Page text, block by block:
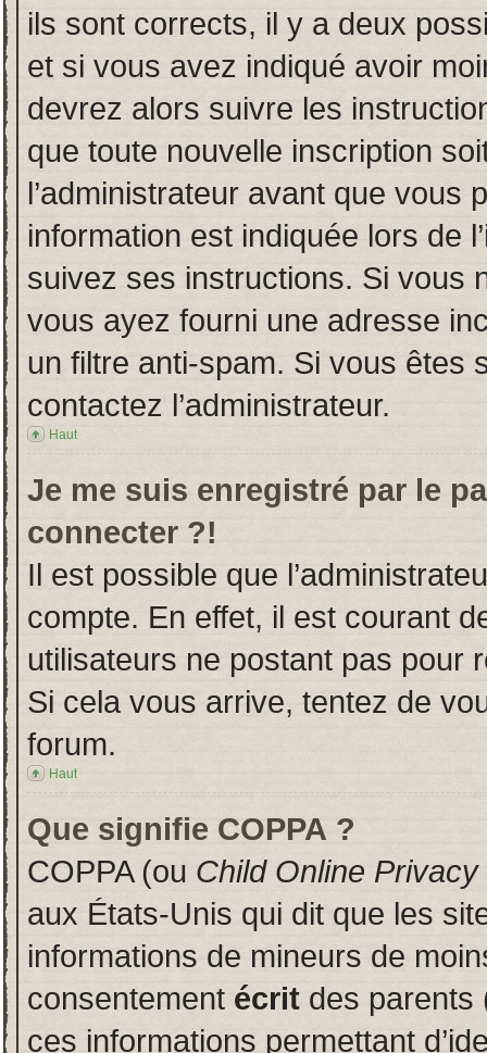
ils sont corrects, il y a deux
et si vous avez indiqué avoir
devrez alors suivre les
que toute nouvelle inscription
l’administrateur avant que vous
information est indiquée lors de
suivez ses instructions. Si vous
vous ayez fourni une adresse
un filtre anti-spam. Si vous êtes
contactez l’administrateur.
Haut
Je me suis enregistré par le
connecter ?!
Il est possible que
compte. En effet, il est courant
utilisateurs ne postant pas pour
Si cela vous arrive, tentez de
forum.
Haut
Que signifie COPPA ?
COPPA (ou Child Online
aux États-Unis qui dit que les
informations de mineurs de
consentement écrit des parents
ces informations permettant